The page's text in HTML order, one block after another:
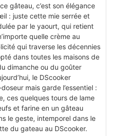
gâteau, c’est son élégance
: juste cette mie serrée et
par le yaourt, qui retient
quelle crème au
qui traverse les décennies
dans toutes les maisons de
dimanche ou du goûter
le DScooker
mais garde l’essentiel :
ces quelques tours de lame
et farine en un gâteau
le geste, intemporel dans le
du gateau au DScooker.